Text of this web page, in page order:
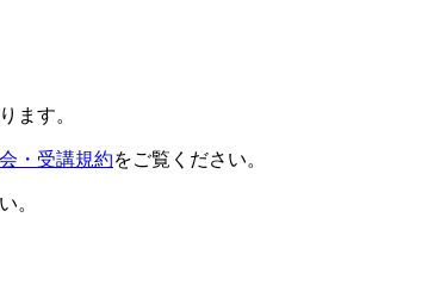
ます。
・受講規約をご覧ください。
。